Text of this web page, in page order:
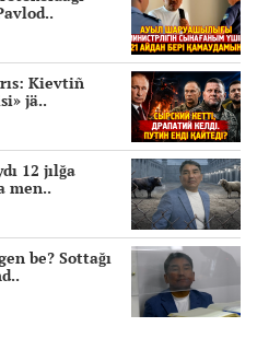
Kievtiñ
jä..
12 jılğa
men..
be? Sottağı